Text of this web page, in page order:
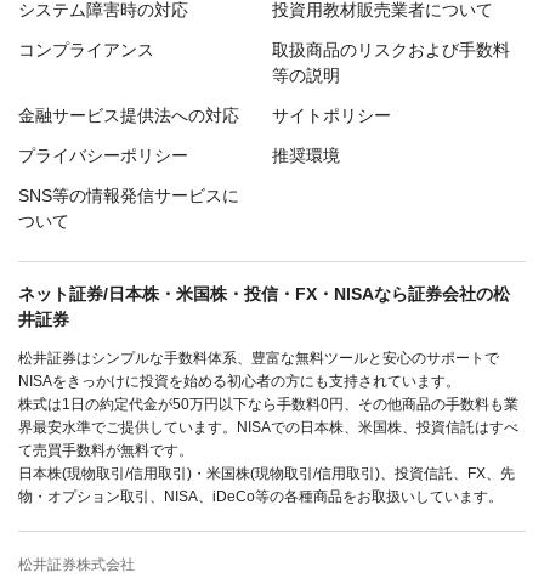
システム障害時の対応 投資用教材販売業者について
コンプライアンス
取扱商品のリスクおよび手数料
等の説明
金融サービス提供法への対応 サイトポリシー
プライバシーポリシー 推奨環境
SNS等の情報発信サービスに
ついて
ネット証券/日本株・米国株・投信・FX・NISAなら証券会社の松
井証券
松井証券はシンプルな手数料体系、豊富な無料ツールと安心のサポートで
NISAをきっかけに投資を始める初心者の方にも支持されています。
株式は1日の約定代金が50万円以下なら手数料0円、その他商品の手数料も業
界最安水準でご提供しています。NISAでの日本株、米国株、投資信託はすべ
て売買手数料が無料です。
日本株(現物取引/信用取引)・米国株(現物取引/信用取引)、投資信託、FX、先
物・オプション取引、NISA、iDeCo等の各種商品をお取扱いしています。
松井証券株式会社